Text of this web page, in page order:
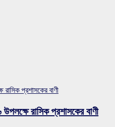
প্রশাসকের বাণী
রাসিক প্রশাসকের বাণী